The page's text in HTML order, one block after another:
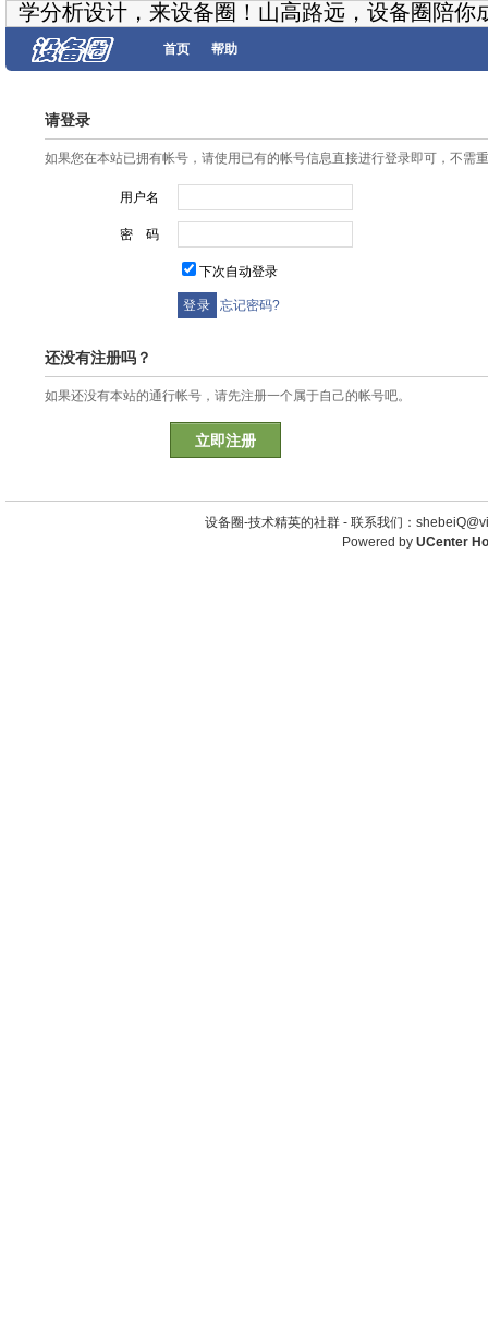
学分析设计，来设备圈！山高路远，设备圈陪你
首页 帮助
请登录
如果您在本站已拥有帐号，请使用已有的帐号信息直接进行登录即可，不需
用户名
密 码
下次自动登录
忘记密码?
还没有注册吗？
如果还没有本站的通行帐号，请先注册一个属于自己的帐号吧。
立即注册
设备圈-技术精英的社群 - 联系我们：
Powered by UCenter